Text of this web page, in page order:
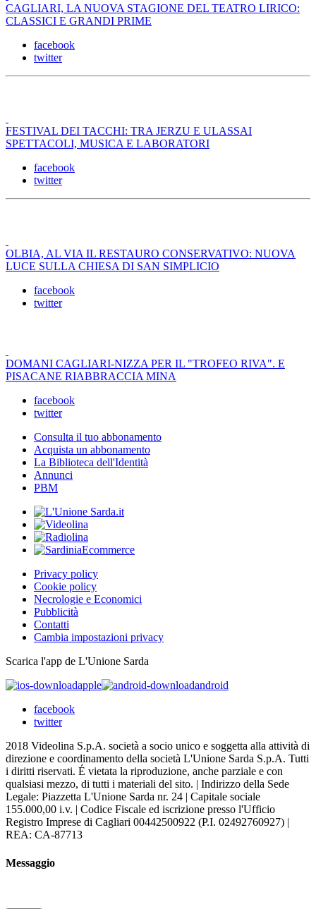
CAGLIARI, LA NUOVA STAGIONE DEL TEATRO LIRICO:
CLASSICI E GRANDI PRIME
facebook
twitter
FESTIVAL DEI TACCHI: TRA JERZU E ULASSAI
SPETTACOLI, MUSICA E LABORATORI
facebook
twitter
OLBIA, AL VIA IL RESTAURO CONSERVATIVO: NUOVA
LUCE SULLA CHIESA DI SAN SIMPLICIO
facebook
twitter
DOMANI CAGLIARI-NIZZA PER IL "TROFEO RIVA". E
PISACANE RIABBRACCIA MINA
facebook
twitter
Consulta il tuo abbonamento
Acquista un abbonamento
La Biblioteca dell'Identità
Annunci
PBM
Privacy policy
Cookie policy
Necrologie e Economici
Pubblicità
Contatti
Cambia impostazioni privacy
Scarica l'app de L'Unione Sarda
apple
android
facebook
twitter
2018 Videolina S.p.A. società a socio unico e soggetta alla attività di
direzione e coordinamento della società L'Unione Sarda S.p.A. Tutti
i diritti riservati. É vietata la riproduzione, anche parziale e con
qualsiasi mezzo, di tutti i materiali del sito. | Indirizzo della Sede
Legale: Piazzetta L'Unione Sarda nr. 24 | Capitale sociale
155.000,00 i.v. | Codice Fiscale ed iscrizione presso l'Ufficio
Registro Imprese di Cagliari 00442500922 (P.I. 02492760927) |
REA: CA-87713
Messaggio